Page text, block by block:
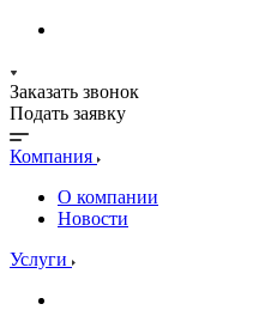
Заказать звонок
Подать заявку
Компания
О компании
Новости
Услуги